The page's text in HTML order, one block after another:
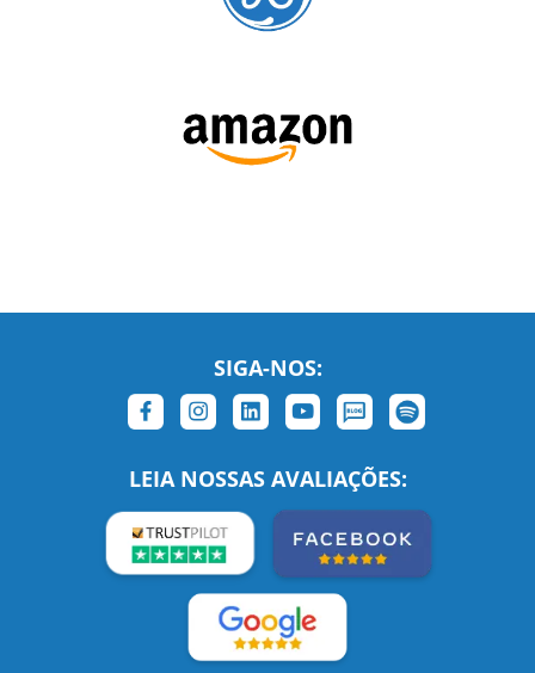
SIGA-NOS:
LEIA NOSSAS AVALIAÇÕES: